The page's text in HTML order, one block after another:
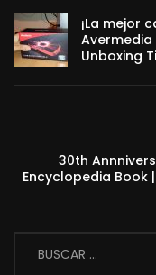
¡La mejor
Avermedia
Unboxing
30th
Encyclopedia Book